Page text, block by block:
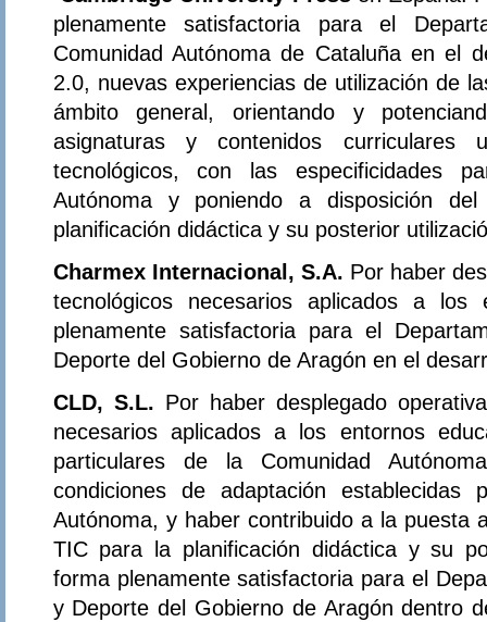
plenamente satisfactoria para el
Comunidad Autónoma de Cataluña en el
2.0, nuevas experiencias de utilización de
ámbito general, orientando y
asignaturas y contenidos curriculares
tecnológicos, con las especificidades
Autónoma y poniendo a disposición
planificación didáctica y su posterior
Charmex Internacional, S.A. Por haber
tecnológicos necesarios aplicados a los
plenamente satisfactoria para el
Deporte del Gobierno de Aragón en el
CLD, S.L. Por haber desplegado
necesarios aplicados a los entornos
particulares de la Comunidad
condiciones de adaptación establecidas
Autónoma, y haber contribuido a la puesta
TIC para la planificación didáctica y su
forma plenamente satisfactoria para el
y Deporte del Gobierno de Aragón dentro